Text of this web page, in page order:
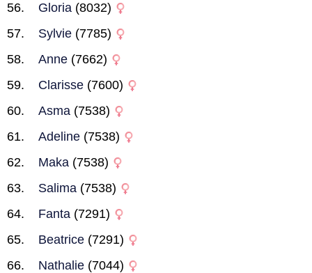
Gloria (8032)
Sylvie (7785)
Anne (7662)
Clarisse (7600)
Asma (7538)
Adeline (7538)
Maka (7538)
Salima (7538)
Fanta (7291)
Beatrice (7291)
Nathalie (7044)